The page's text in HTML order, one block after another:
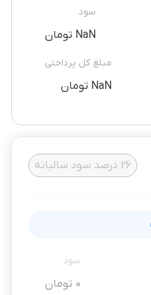
سود
NaN تومان
مبلغ کل پرداختی
NaN تومان
26 درصد سود سالیانه
سود
0 تومان